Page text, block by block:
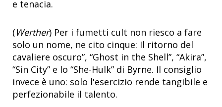
e tenacia.
(Werther) Per i fumetti cult non riesco a fare
solo un nome, ne cito cinque: Il ritorno del
cavaliere oscuro”, “Ghost in the Shell”, “Akira”,
“Sin City” e lo “She-Hulk” di Byrne. Il consiglio
invece è uno: solo l'esercizio rende tangibile e
perfezionabile il talento.